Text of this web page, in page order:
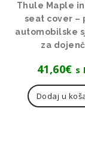
Thule Maple
seat cover –
automobilske
za
41,60€ s
Dodaj u